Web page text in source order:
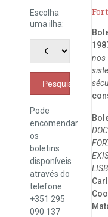
Escolha
uma ilha:
Pesquisar
Pode
encomendar
os
boletins
disponíveis
através do
telefone
+351 295
090 137
nos